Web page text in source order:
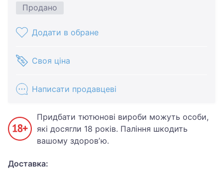
Продано
Додати в обране
Своя ціна
Написати продавцеві
Придбати тютюнові вироби можуть особи,
які досягли 18 років. Паління шкодить
вашому здоровʼю.
Доставка: